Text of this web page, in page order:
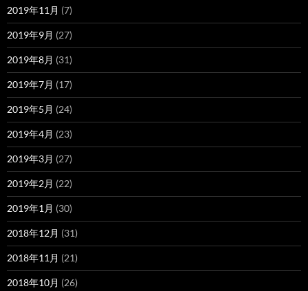
2019年11月 (7)
2019年9月 (27)
2019年8月 (31)
2019年7月 (17)
2019年5月 (24)
2019年4月 (23)
2019年3月 (27)
2019年2月 (22)
2019年1月 (30)
2018年12月 (31)
2018年11月 (21)
2018年10月 (26)